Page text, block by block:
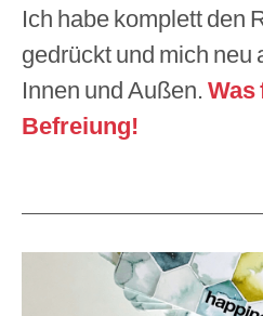
Ich habe komplett den
gedrückt und mich neu
Innen und Außen. Was
Befreiung!